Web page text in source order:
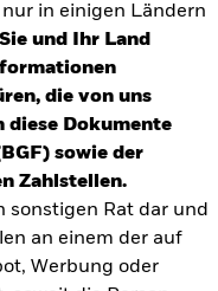
in einigen Ländern
und Ihr Land
die von uns
diese Dokumente
sowie der
Zahlstellen.
sonstigen Rat dar und
an einem der auf
Werbung oder